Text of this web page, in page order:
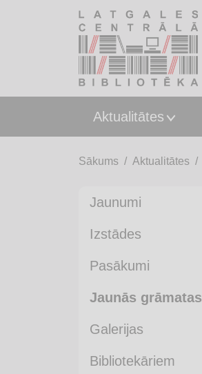
Aktualitātes
Sākums Aktualitātes
Jaunumi
Izstādes
Pasākumi
Jaunās grāmatas
Galerijas
Bibliotekāriem